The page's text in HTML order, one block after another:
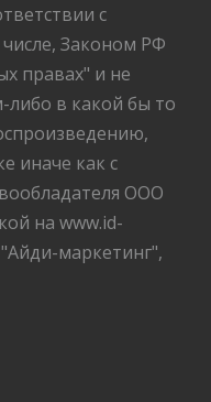
с
Законом РФ
правах" и не
в какой бы то
иначе как с
ООО
на www.id-
маркетинг",